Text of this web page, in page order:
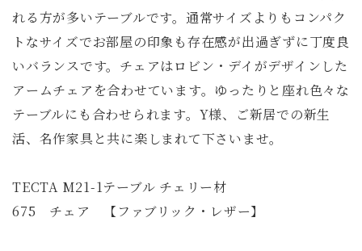
れる方が多いテーブルです。通常サイズよりもコンパク
トなサイズでお部屋の印象も存在感が出過ぎずに丁度良
いバランスです。チェアはロビン・デイがデザインした
アームチェアを合わせています。ゆったりと座れ色々な
テーブルにも合わせられます。Y様、ご新居での新生
活、名作家具と共に楽しまれて下さいませ。
TECTA M21-1テーブル チェリー材
675 チェア 【ファブリック・レザー】